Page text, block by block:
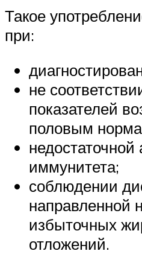
Такое
при:
не
показателей
половым
недостаточной
иммунитета;
соблюдении
направленной
избыточных
отложений.